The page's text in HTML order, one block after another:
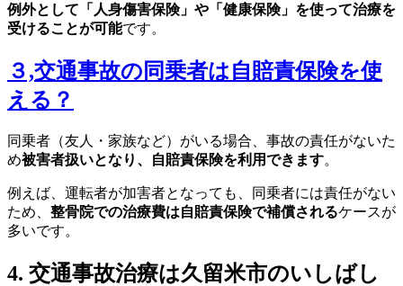
例外として「人身傷害保険」や「健康保険」を使って治療を
受けることが可能です。
３,交通事故の同乗者は自賠責保険を使
える？
同乗者（友人・家族など）がいる場合、事故の責任がないた
め被害者扱いとなり、自賠責保険を利用できます。
例えば、運転者が加害者となっても、同乗者には責任がない
ため、 整骨院での治療費は自賠責保険で補償されるケースが
多いです。
4. 交通事故治療は久留米市のいしばし